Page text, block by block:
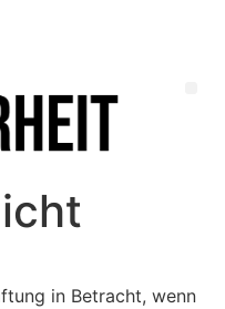
in Betracht, wenn